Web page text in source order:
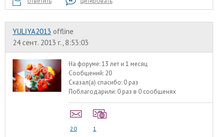
YULIYA2013 offline
24 сент. 2013 г., 8:53:03
На форуме:13 лет и 1 месяц
Сообщений: 20
Сказал(а) спасибо: 0 раз
Поблагодарили: 0 раз в 0 сообщенях
20 1